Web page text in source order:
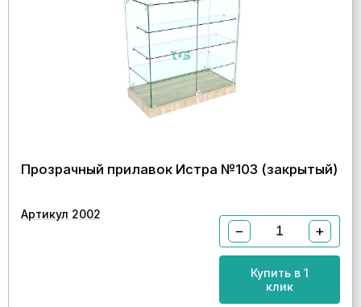
Прозрачный прилавок Истра №103 (закрытый)
Артикул 2002
− +
Купить в 1
клик